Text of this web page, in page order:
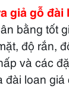
giả gỗ đài
bằng tốt
độ rắn,
và các
loan